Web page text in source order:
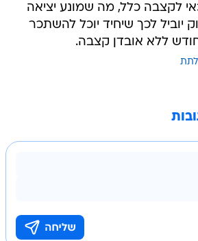
לקצבה כלל, מה שמונע יציאה
יוביל לכך שיחיד יוכל להשתכר
לתת